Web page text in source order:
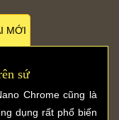
MỚI
sứ
Chrome cũng là
dụng rất phổ biến